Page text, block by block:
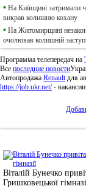
• На Київщині затримали
викрав колишню кохану
• На Житомирщині
очолював колишній
Программа телепередач на
Все последние новости
Автопродажа Renaultдля
https://job.ukr.net/-
Віталій Бунечко
Гришковецької